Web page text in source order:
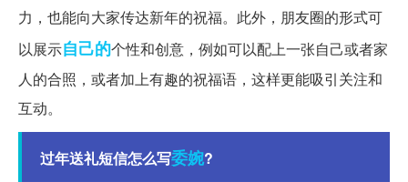
力，也能向大家传达新年的祝福。此外，朋友圈的形式可
以展示自己的个性和创意，例如可以配上一张自己或者家
人的合照，或者加上有趣的祝福语，这样更能吸引关注和
互动。
过年送礼短信怎么写委婉?